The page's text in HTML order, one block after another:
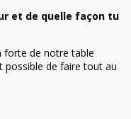
et de quelle façon tu
forte de notre table
possible de faire tout au